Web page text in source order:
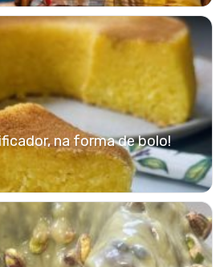
na forma de bolo!